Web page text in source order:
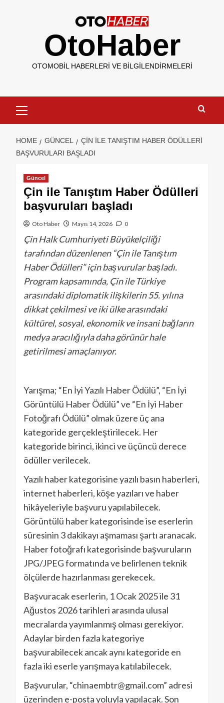
OtoHaber
OTOMOBIL HABERLERI VE BILGILENDIRMELERI
HOME GÜNCEL
ÇIN ILE TANIŞTIM HABER ÖDÜLLERI
BAŞVURULARI BAŞLADI
Güncel
Çin ile Tanıştım Haber Ödülleri
başvuruları başladı
Oto Haber Mayıs 14, 2026 0
Çin Halk Cumhuriyeti Büyükelçiliği
tarafından düzenlenen “Çin ile Tanıştım
Haber Ödülleri” için başvurular başladı.
Program kapsamında, Çin ile Türkiye
arasındaki diplomatik ilişkilerin 55. yılına
dikkat çekilmesi ve iki ülke arasındaki
kültürel, sosyal, ekonomik ve insani bağların
medya aracılığıyla daha görünür hale
getirilmesi amaçlanıyor.
Yarışma; “En İyi Yazılı Haber Ödülü”, “En İyi
Görüntülü Haber Ödülü” ve “En İyi Haber
Fotoğrafı Ödülü” olmak üzere üç ana
kategoride gerçekleştirilecek. Her
kategoride birinci, ikinci ve üçüncü derece
ödüller verilecek.
Yazılı haber kategorisine yazılı basın haberleri,
internet haberleri, köşe yazıları ve haber
hikâyeleriyle başvuru yapılabilecek.
Görüntülü haber kategorisinde ise eserlerin
süresinin 3 dakikayı aşmaması şartı aranacak.
Haber fotoğrafı kategorisinde başvuruların
JPG/JPEG formatında ve belirlenen teknik
ölçülerde hazırlanması gerekecek.
Başvuracak eserlerin, 1 Ocak 2025 ile 31
Ağustos 2026 tarihleri arasında ulusal
mecralarda yayımlanmış olması gerekiyor.
Adaylar birden fazla kategoriye
başvurabilecek ancak aynı kategoride en
fazla iki eserle yarışmaya katılabilecek.
Başvurular, “chinaembtr@gmail.com” adresi
üzerinden e-posta yoluyla yapılacak. Son